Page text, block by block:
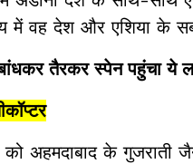
वह देश और एशिया के
तैरकर स्पेन पहुंचा ये
अहमदाबाद के गुजराती